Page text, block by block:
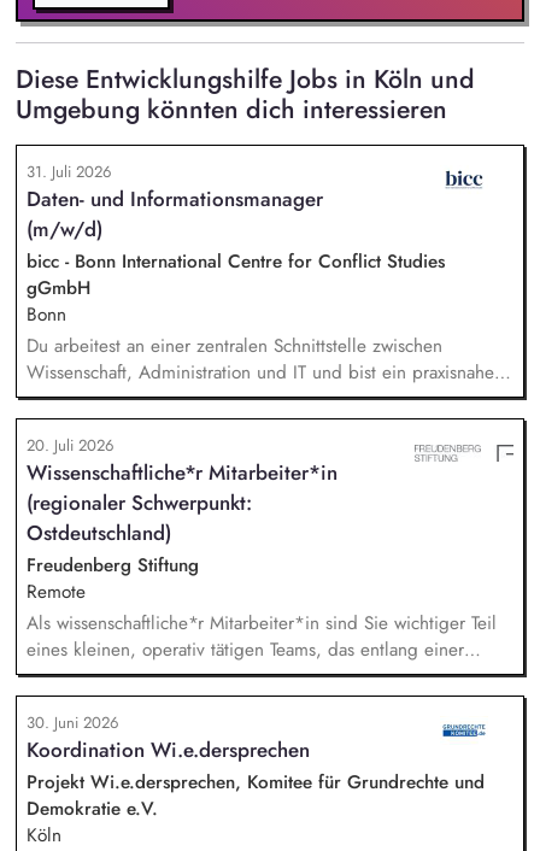
Diese Entwicklungshilfe Jobs in Köln und
Umgebung könnten dich interessieren
31. Juli 2026
Daten- und Informationsmanager
(m/w/d)
bicc - Bonn International Centre for Conflict Studies
gGmbH
Bonn
Du arbeitest an einer zentralen Schnittstelle zwischen
Wissenschaft, Administration und IT und bist ein praxisnaher
Allrounder in den verschiedenen Themenbereichen. In dieser
Rolle betreust Du unsere Bibliothek, entwickelst unser
Forschungsinformationssystem (FIS) und das institutionelle
Forschungsdatenmanagement (FDM) weiter. Du sicherst die
Qualität und Nachvollziehbarkeit von
Forschungsinformationen und unterstützt durch Analysen,
Kennzahlen und Berichte die strategische Steuerung des
Instituts.
20. Juli 2026
Wissenschaftliche*r Mitarbeiter*in
(regionaler Schwerpunkt:
Ostdeutschland)
Freudenberg Stiftung
Remote
Als wissenschaftliche*r Mitarbeiter*in sind Sie wichtiger Teil
eines kleinen, operativ tätigen Teams, das entlang einer
klaren Programmatik langfristig soziale Innovation
implementiert. Sie unterstützen die Geschäftsführung bei der
Umsetzung der Stiftungsprogrammatik und entwickeln dabei
die Internationalisierungsstrategie der Stiftung weiter. Sie
übersetzen wissenschaftliche Erkenntnisse in
alltagsangebundene Handlungsansätze entlang unserer
Stiftungsprogrammatik.
30. Juni 2026
Koordination Wi.e.dersprechen
Projekt Wi.e.dersprechen, Komitee für Grundrechte und
Demokratie e.V.
Köln